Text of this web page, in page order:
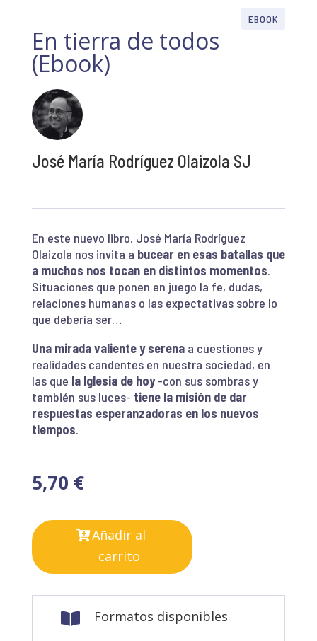
EBOOK
En tierra de todos
(Ebook)
José María Rodríguez Olaizola SJ
En este nuevo libro, José María Rodríguez
Olaizola nos invita a bucear en esas batallas que
a muchos nos tocan en distintos momentos.
Situaciones que ponen en juego la fe, dudas,
relaciones humanas o las expectativas sobre lo
que debería ser…
Una mirada valiente y serenaa cuestiones y
realidades candentes en nuestra sociedad, en
las que la Iglesia de hoy-con sus sombras y
también sus luces- tiene la misión de dar
respuestas esperanzadoras en los nuevos
tiempos.
5,70 €
Añadir al
carrito
 Formatos disponibles